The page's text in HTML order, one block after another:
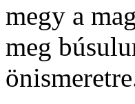
megy a
meg